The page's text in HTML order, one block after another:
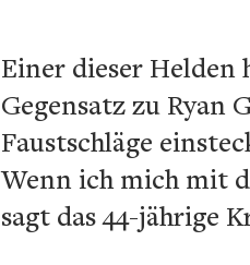
Einer dieser
Gegensatz zu Ryan
Faustschläge
Wenn ich mich mit
sagt das 44-jährige